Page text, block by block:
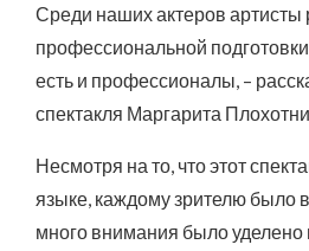
Среди наших актеров артисты
профессиональной
есть и профессионалы, –
спектакля Маргарита
Несмотря на то, что этот
языке, каждому зрителю было
много внимания было уделено